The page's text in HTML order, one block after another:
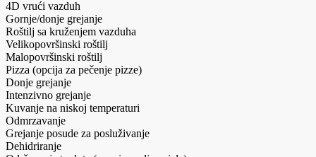
4D vrući vazduh
Gornje/donje grejanje
Roštilj sa kruženjem vazduha
Velikopovršinski roštilj
Malopovršinski roštilj
Pizza (opcija za pečenje pizze)
Donje grejanje
Intenzivno grejanje
Kuvanje na niskoj temperaturi
Odmrzavanje
Grejanje posude za posluživanje
Dehidriranje